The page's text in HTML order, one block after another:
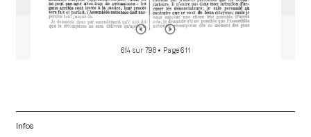
614 sur 798 • Page 611
Infos